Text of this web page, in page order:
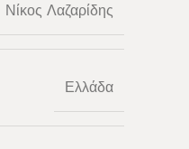
Νίκος Λαζαρίδης
Ελλάδα